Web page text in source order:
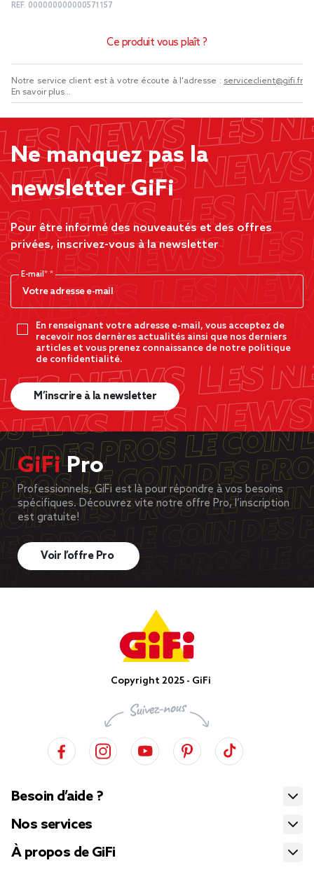
REF. 000000000000571157
Ce produit vous plaît ?
Notre service client est à votre écoute à l'adresse : serviceclient@gifi.fr
En savoir plus...
Ne manquez pas la
newsletter GiFi
Pour être informé des nouveautés et des offres
privées, inscrivez-vous à la newsletter
E-mail*
En renseignant votre adresse e-mail, vous acceptez de
recevoir nos dernères actualités ainsi que nos derniers
articles et vous prenez connaissance de notre politique
de confidentialité.
M’inscrire à la newsletter
GiFiPro
Professionnels, GiFi est là pour répondre à vos besoins
spécifiques. Découvrez vite notre offre Pro, l’inscription
est gratuite!
Voir l’offre Pro
Copyright 2025 - GiFi
Besoin d’aide ?
Nos services
À propos de GiFi